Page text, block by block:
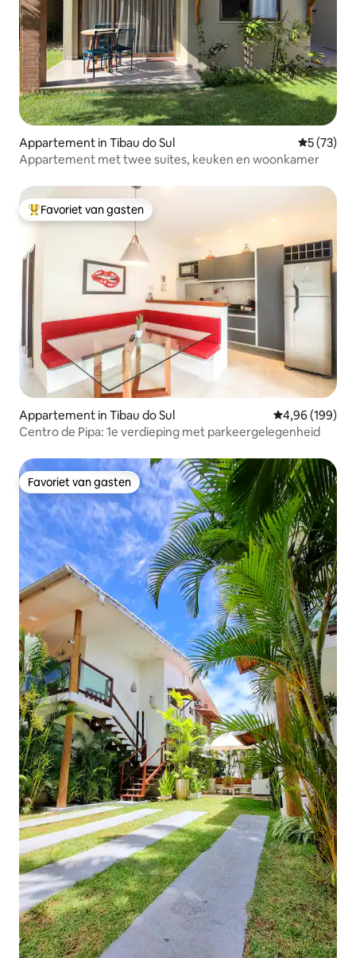
Appartement in Tibau do Sul
5 (73)
Appartement met twee suites, keuken en woonkamer
Topfavoriet van gasten
Favoriet van gasten
Appartement in Tibau do Sul Gemiddelde
4,96 (199)
Centro de Pipa: 1e verdieping met parkeergelegenheid
Favoriet van gasten
Favoriet van gasten